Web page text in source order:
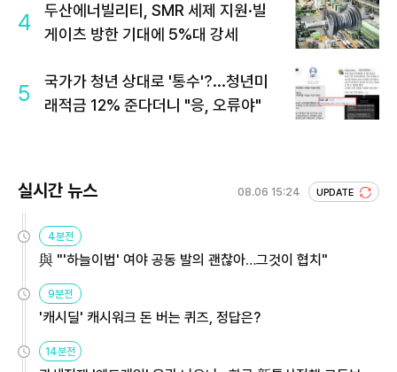
4
두산에너빌리티, SMR 세제 지원·빌
게이츠 방한 기대에 5%대 강세
5
국가가 청년 상대로 '통수'?...청년미
래적금 12% 준다더니 "응, 오류야"
실시간 뉴스 08.06 15:24 UPDATE
4분전
與 "'하늘이법' 여야 공동 발의 괜찮아…그것이 협치"
9분전
'캐시딜' 캐시워크 돈 버는 퀴즈, 정답은?
14분전